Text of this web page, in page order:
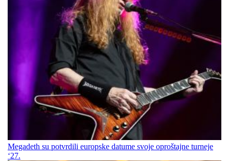
Megadeth su potvrdili europske datume svoje oproštajne turneje
‘27.